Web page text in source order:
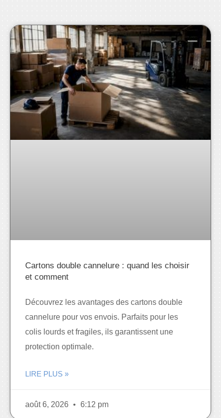
Cartons double cannelure : quand les choisir
et comment
Découvrez les avantages des cartons double
cannelure pour vos envois. Parfaits pour les
colis lourds et fragiles, ils garantissent une
protection optimale.
LIRE PLUS »
août 6, 2026 6:12 pm